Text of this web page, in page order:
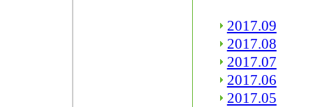
2017.09
2017.08
2017.07
2017.06
2017.05